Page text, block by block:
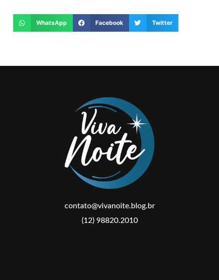
WhatsApp Facebook Twitter
contato@vivanoite.blog.br
(12) 98820.2010